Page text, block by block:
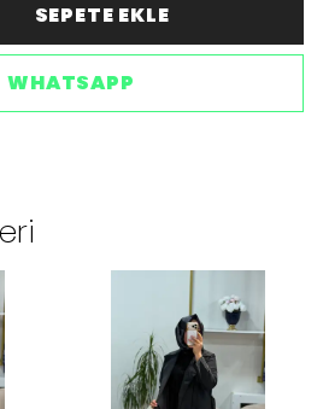
SEPETE EKLE
WHATSAPP